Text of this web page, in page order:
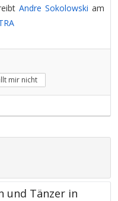
Andre Sokolowski am
mir nicht
und Tänzer in